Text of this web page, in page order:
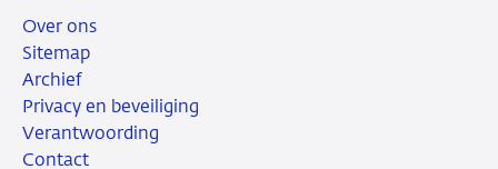
Over ons
Sitemap
Archief
Privacy en beveiliging
Verantwoording
Contact